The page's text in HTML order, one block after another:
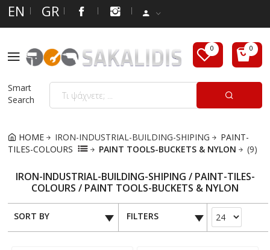
EN GR
Smart
Search
HOME IRON-INDUSTRIAL-BUILDING-SHIPING
PAINT-
TILES-COLOURS
PAINT TOOLS-BUCKETS & NYLON (9)
IRON-INDUSTRIAL-BUILDING-SHIPING / PAINT-TILES-
COLOURS / PAINT TOOLS-BUCKETS & NYLON
SORT BY FILTERS